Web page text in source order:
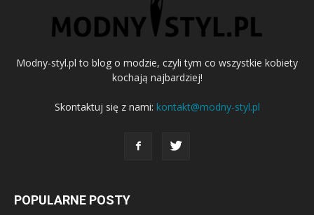
Modny-styl.pl to blog o modzie, czyli tym co wszystkie kobiety
kochają najbardziej!
Skontaktuj się z nami: kontakt@modny-styl.pl
POPULARNE POSTY